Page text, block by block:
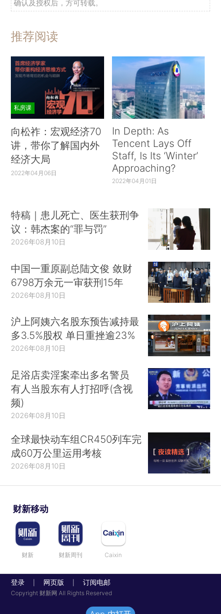
确认及授权后，方可转载。
推荐阅读
私房课
向松祚：宏观经济70
讲，带你了解国内外
经济大局
2022年04月06日
In Depth: As
Tencent Lays Off
Staff, Is Its ‘Winter’
Approaching?
2022年04月01日
特稿｜患儿死亡、医生获刑争
议：韩杰案的“罪与罚”
2026年08月10日
中国一重原副总陆文俊 敛财
6798万余元一审获刑15年
2026年08月10日
沪上阿姨六名股东预告减持最
多3.5%股权 单日重挫逾23%
2026年08月10日
足浴店卖淫案牵出多名警员
有人当股东有人打招呼(含视
频)
2026年08月10日
全球最快动车组CR450列车完
成60万公里运用考核
2026年08月10日
财新移动
财新 财新周刊 Caixin
登录 网页版 订阅电邮
Copyright 财新网 All Rights Reserved